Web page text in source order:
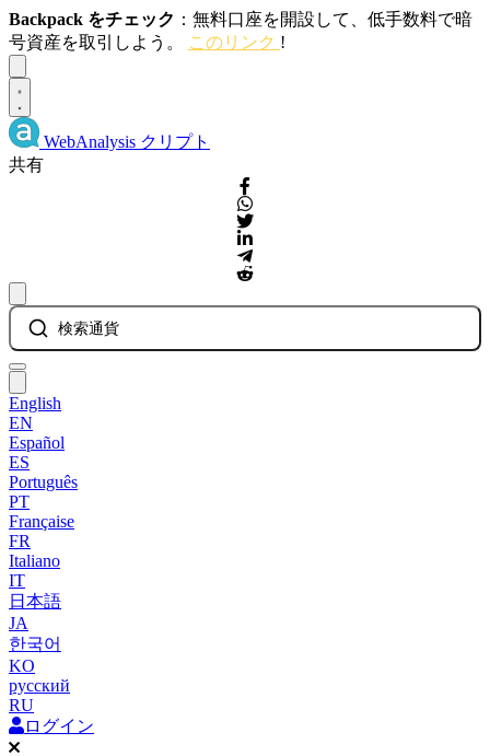
Backpack をチェック ：無料口座を開設して、低手数料で暗
号資産を取引しよう。
このリンク !
WebAnalysis クリプト
共有
検索通貨
English
EN
Español
ES
Português
PT
Française
FR
Italiano
IT
日本語
JA
한국어
KO
русский
RU
ログイン